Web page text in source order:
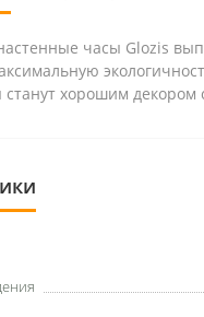
часы Glozis
хорошим декором